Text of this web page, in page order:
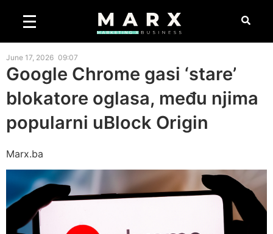
June 17, 2026 09:07
Google Chrome gasi ‘stare’
blokatore oglasa, među njima
popularni uBlock Origin
Marx.ba